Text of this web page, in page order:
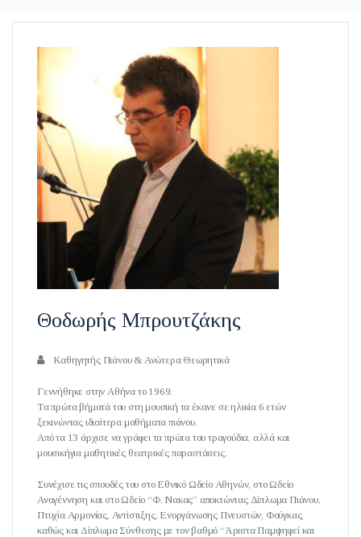
Θοδωρής Μπρουτζάκης
Καθηγητής Πιάνου & Ανώτερα Θεωρητικά
Γεννήθηκε στην Αθήνα το 1969.
Τα πρώτα βήματά του στη μουσική τα έκανε σε ηλικία 6 ετών
ξεκινώντας ιδιαίτερα μαθήματα πιάνου.
Από τα 13 άρχισε να γράφει τα πρώτα του τραγούδια, αλλά και
μουσικήγια μαθητικές θεατρικές παραστάσεις.
Συνέχισε τις σπουδές του στο Εθνικό Ωδείο Αθηνών, στο Ωδείο
Αναγέννηση και στο Ωδείο “Φ. Νακας” αποκτώντας Δίπλωμα Πιάνου,
Πτυχία Αρμονίας, Αντίστιξης, Ενοργάνωσης Πνευστών, Φούγκας,
καθώς και Δίπλωμα Σύνθεσης με τον βαθμό “Άριστα Παμψηφεί και